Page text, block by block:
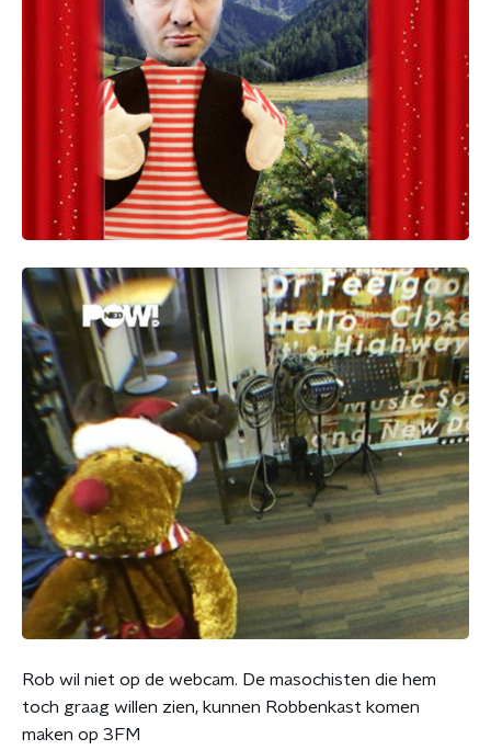
Rob wil niet op de webcam. De masochisten die hem
toch graag willen zien, kunnen Robbenkast komen
maken op 3FM